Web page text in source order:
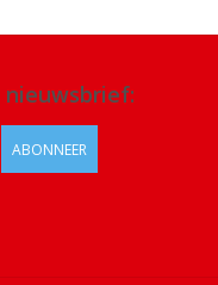
nieuwsbrief:
ABONNEER